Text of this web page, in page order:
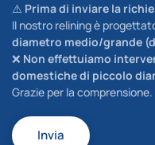
⚠️ Prima di inviare la
Il nostro relining è
diametro medio/grande
❌ Non effettuiamo
domestiche di piccolo
Grazie per la comprensione.
Invia